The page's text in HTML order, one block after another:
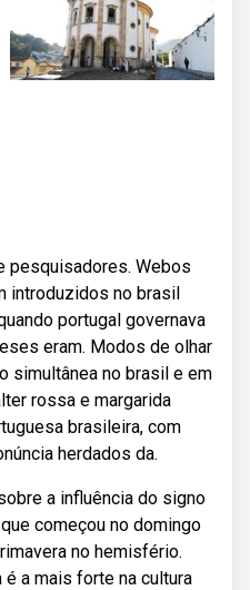
pesquisadores. Webos
introduzidos no brasil
portugal governava
eram. Modos de olhar
simultânea no brasil e em
rossa e margarida
brasileira, com
herdados da.
a influência do signo
começou no domingo
no hemisfério.
a mais forte na cultura